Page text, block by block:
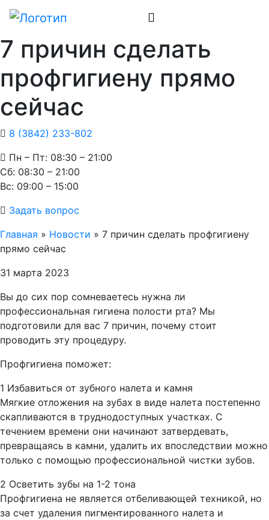
7 причин сделать
профгигиену прямо
сейчас
8 (3842) 233-802
Пн – Пт: 08:30 – 21:00
Cб: 08:30 – 21:00
Вс: 09:00 – 15:00
Задать вопрос
Главная » Новости » 7 причин сделать профгигиену
прямо сейчас
31 марта 2023
Вы до сих пор сомневаетесь нужна ли
профессиональная гигиена полости рта? Мы
подготовили для вас 7 причин, почему стоит
проводить эту процедуру.
Профгигиена поможет:
1 Избавиться от зубного налета и камня
Мягкие отложения на зубах в виде налета постепенно
скапливаются в труднодоступных участках. С
течением времени они начинают затвердевать,
превращаясь в камни, удалить их впоследствии можно
только с помощью профессиональной чистки зубов.
2 Осветить зубы на 1-2 тона
Профгигиена не является отбеливающей техникой, но
за счет удаления пигментированного налета и